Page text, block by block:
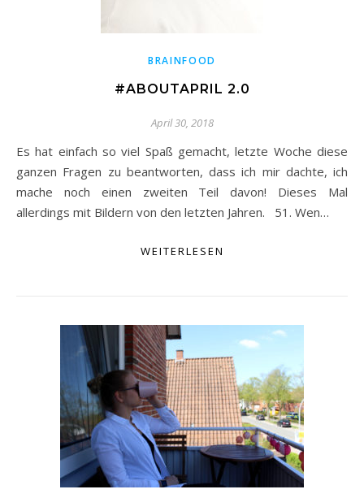
BRAINFOOD
#ABOUTAPRIL 2.0
April 30, 2018
Es hat einfach so viel Spaß gemacht, letzte Woche diese
ganzen Fragen zu beantworten, dass ich mir dachte, ich
mache noch einen zweiten Teil davon! Dieses Mal
allerdings mit Bildern von den letzten Jahren. 51. Wen…
WEITERLESEN